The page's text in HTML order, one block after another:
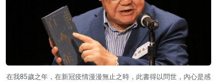
在我85歲之年，在新冠疫情漫漫無止之時，此書得以問世，內心是感